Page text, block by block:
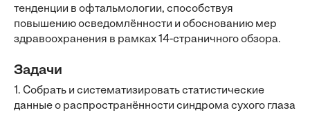
тенденции в офтальмологии, способствуя
повышению осведомлённости и обоснованию мер
здравоохранения в рамках 14-страничного обзора.
Задачи
1. Собрать и систематизировать статистические
данные о распространённости синдрома сухого глаза